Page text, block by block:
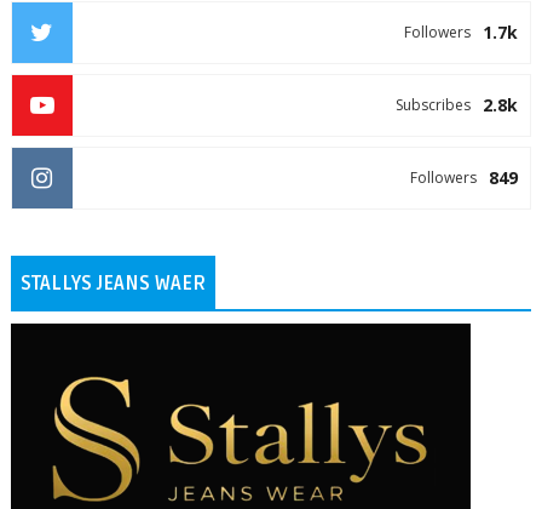
1.7k
Followers
2.8k
Subscribes
849
Followers
STALLYS JEANS WAER